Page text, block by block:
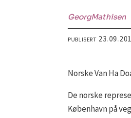
GeorgMathisen
PUBLISERT
Norske Van Ha
De norske
København på